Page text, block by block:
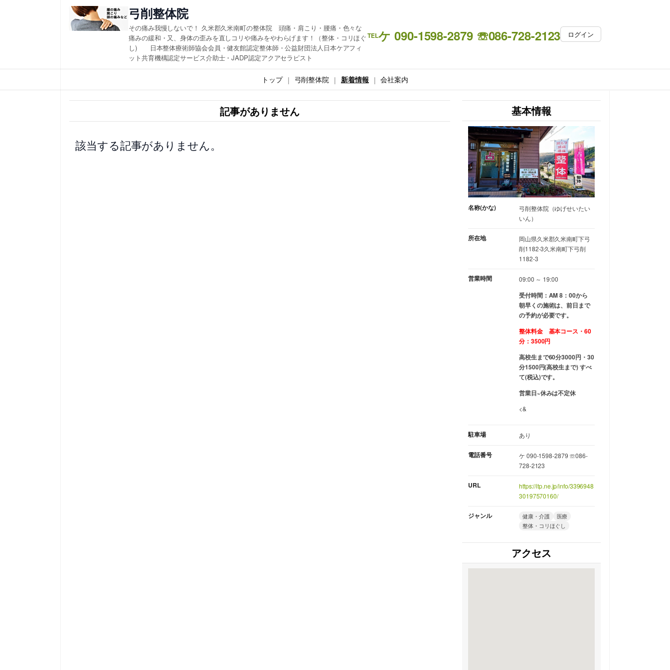
キ
弓削整体院
その痛み我慢しないで！ 久米郡久米南町の整体院 頭痛・肩こり・腰痛・色々な
痛みの緩和・又、身体の歪みを直しコリや痛みをやわらげます！（整体・コリほぐ
し) 日本整体療術師協会会員・健友館認定整体師・公益財団法人日本ケアフィ
ット共育機構認定サービス介助士・JADP認定アクアセラピスト
TELケ 090-1598-2879 ☏086-728-2123 ログイン
トップ 弓削整体院 新着情報 会社案内
記事がありません
該当する記事がありません。
基本情報
名称(かな)
弓削整体院（ゆげせいたい
いん）
所在地
岡山県久米郡久米南町下弓
削1182-3久米南町下弓削
1182-3
営業時間 09:00 ～ 19:00
受付時間：AM 8：00から
朝早くの施術は、前日まで
の予約が必要です。
整体料金 基本コース・60
分：3500円
高校生まで60分3000円・30
分1500円(高校生まで) すべ
て(税込)です。
営業日~休みは不定休
<&
駐車場 あり
電話番号
ケ 090-1598-2879 ☏086-
728-2123
URL
https://itp.ne.jp/info/3396948
30197570160/
ジャンル 健康・介護
医療
整体・コリほぐし
アクセス